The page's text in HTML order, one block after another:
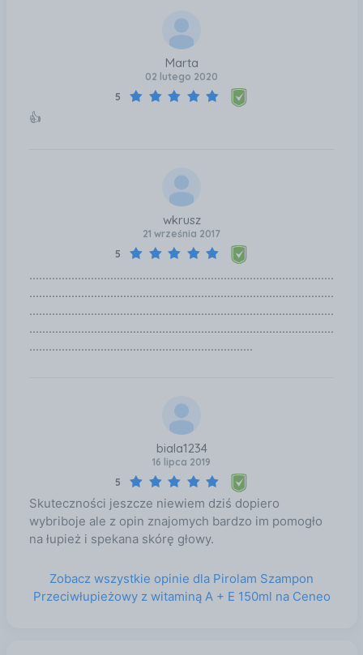
Marta
02 lutego 2020
5
👍
wkrusz
21 września 2017
5
..............................................................................................
..............................................................................................
..............................................................................................
..............................................................................................
.....................................................................
biala1234
16 lipca 2019
5
Skuteczności jeszcze niewiem dziś dopiero
wybriboje ale z opin znajomych bardzo im pomogło
na łupież i spekana skórę głowy.
Zobacz wszystkie opinie dla Pirolam Szampon
Przeciwłupieżowy z witaminą A + E 150ml na Ceneo